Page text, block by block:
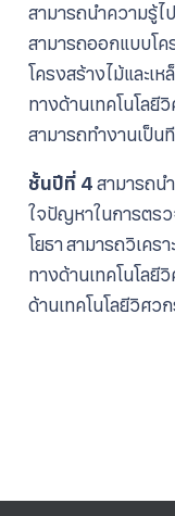
สามารถนำความรู้ไ
สามารถออกแบบโค
โครงสร้างไม้และเ
ทางด้านเทคโนโลยี
สามารถทำงานเป็น
ชั้นปีที่ 4 สามารถน
ใจปัญหาในการตร
โยธา สามารถวิเคร
ทางด้านเทคโนโลยี
ด้านเทคโนโลยีวิศว